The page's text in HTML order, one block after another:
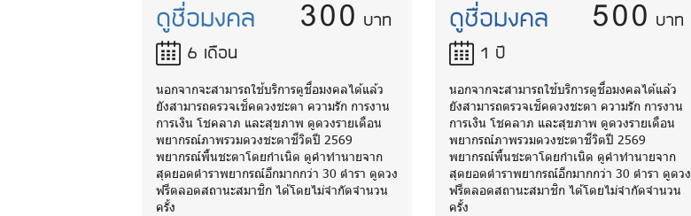
ดูชื่อมงคล
6 เดือน
บาท
นอกจากจะสามารถใช้บริการดูชื่อมงคลได้แล้ว
ยังสามารถตรวจเช็คดวงชะตา ความรัก การงาน
การเงิน โชคลาภ และสุขภาพ ดูดวงรายเดือน
พยากรณ์ภาพรวมดวงชะตาชีวิตปี 2569
พยากรณ์พื้นชะตาโดยกำเนิด ดูคำทำนายจาก
สุดยอดตำราพยากรณ์อีกมากกว่า 30 ตำรา ดูดวง
ฟรีตลอดสถานะสมาชิก ได้โดยไม่จำกัดจำนวน
ครั้ง
ดูชื่อมงคล
1 ปี
บาท
นอกจากจะสามารถใช้บริการดูชื่อมงคลได้แล้ว
ยังสามารถตรวจเช็คดวงชะตา ความรัก การงาน
การเงิน โชคลาภ และสุขภาพ ดูดวงรายเดือน
พยากรณ์ภาพรวมดวงชะตาชีวิตปี 2569
พยากรณ์พื้นชะตาโดยกำเนิด ดูคำทำนายจาก
สุดยอดตำราพยากรณ์อีกมากกว่า 30 ตำรา ดูดวง
ฟรีตลอดสถานะสมาชิก ได้โดยไม่จำกัดจำนวน
ครั้ง